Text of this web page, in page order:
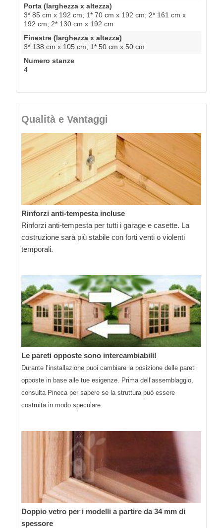
Porta (larghezza x altezza)
3* 85 cm x 192 cm; 1* 70 cm x 192 cm; 2* 161 cm x
192 cm; 2* 130 cm x 192 cm
Finestre (larghezza x altezza)
3* 138 cm x 105 cm; 1* 50 cm x 50 cm
Numero stanze
4
Qualità e Vantaggi
Rinforzi anti-tempesta incluse
Rinforzi anti-tempesta per tutti i garage e casette. La
costruzione sarà più stabile con forti venti o violenti
temporali.
Le pareti opposte sono intercambiabili!
Durante l’installazione puoi cambiare la posizione delle pareti
opposte in base alle tue esigenze. Prima dell’assemblaggio,
consulta Pineca per sapere se la struttura può essere
costruita in modo speculare.
Doppio vetro per i modelli a partire da 34 mm di
spessore